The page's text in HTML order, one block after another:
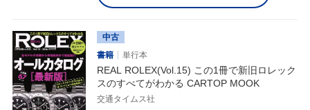
中古
書籍
単行本
REAL ROLEX(Vol.15) この1冊で新旧ロレック
スのすべてがわかる CARTOP MOOK
交通タイムス社